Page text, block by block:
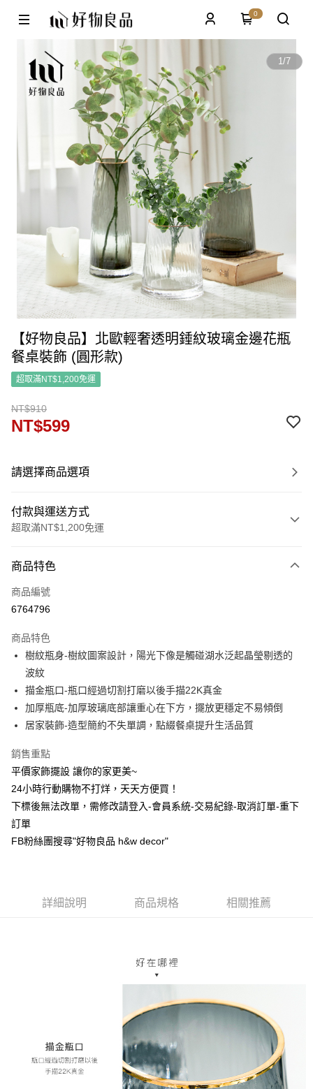
0
1/7
【好物良品】北歐輕奢透明錘紋玻璃金邊花瓶
餐桌裝飾 (圓形款)
超取滿NT$1,200免運
NT$910
NT$599
請選擇商品選項
付款與運送方式
超取滿NT$1,200免運
信用卡一次付款
信用卡分期付款
合作金庫商業銀行
華南商業銀行
彰化商業銀行
上海商業儲蓄銀行
國泰世華商業銀行
兆豐國際商業銀行
臺灣中小企業銀行
台中商業銀行
匯豐（台灣）商業銀行
華泰商業銀行
聯邦商業銀行
遠東國際商業銀行
元大商業銀行
台新國際商業銀行
台灣樂天信用卡公司
6 期 0 利率 每期
華南商業銀行
上海商業儲蓄銀行
台北富邦商業銀行
國泰世華商業銀行
兆豐國際商業銀行
臺灣中小企業銀行
台中商業銀行
聯邦商業銀行
元大商業銀行
玉山商業銀行
星展（台灣）商業銀行
台新國際商業銀行
台灣樂天信用卡公司
超商取貨付款
LINE Pay
Apple Pay
街口支付
悠遊付
AFTEE先享後付
相關說明
１．簡單：不需註冊會員、不需綁卡、不需儲值。
２．便利：只要手機號碼，簡訊認證，即可結帳。
１．於結帳方式選擇「AFTEE先享後付」後，將跳轉至「AFTEE先享後付」
結帳頁面，進行簡訊認證並確認金額後，即可完成結帳。
２．訂單成立數日內，您將收到繳費通知簡訊。
ATM／網路銀行／等多元方式進行付款，方視為交易完成。
※ 請注意：結帳手續完成當下不需立刻繳費，但若您需要取消訂單，請聯絡
購買商品的店家。未經商家同意取消之訂單仍視為有效，需透過AFTEE先享
後付繳納相關費用。
※ 交易是否成功請以「AFTEE先享後付 」之結帳頁面顯示為準，若有關於
是否繳費成功／繳費後需取消欲退款等相關疑問，請聯繫「AFTEE先享後付
https://netprotections.freshdesk.com/support/home
運送方式
7-11取貨付款，消費滿 $1200(含以上)免運費
每筆NT$80，滿NT$1,200(含以上)免運費
中華郵政
每筆NT$120
商品特色
商品編號
6764796
商品特色
樹紋瓶身-樹紋圖案設計，陽光下像是觸碰湖水泛起晶瑩剔透的
波紋
描金瓶口-瓶口經過切割打磨以後手描22K真金
加厚瓶底-加厚玻璃底部讓重心在下方，擺放更穩定不易傾倒
居家裝飾-造型簡約不失單調，點綴餐桌提升生活品質
銷售重點
平價家飾擺設 讓你的家更美~
24小時行動購物不打烊，天天方便買！
下標後無法改單，需修改請登入-會員系統-交易紀錄-取消訂單-重下
訂單
FB粉絲團搜尋"好物良品 h&w decor"
詳細說明 商品規格 相關推薦